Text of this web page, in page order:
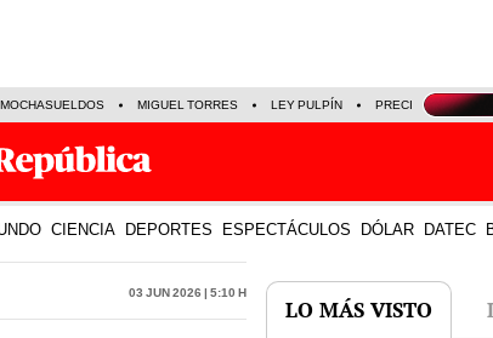
MIGUEL TORRES LEY PULPÍN PRECIO DEL DÓLAR
CIENCIA DEPORTES ESPECTÁCULOS DÓLAR DATEC
03 Jun 2026 | 5:10 h
LO MÁS VISTO